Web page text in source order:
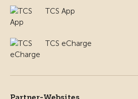
TCS App
TCS eCharge